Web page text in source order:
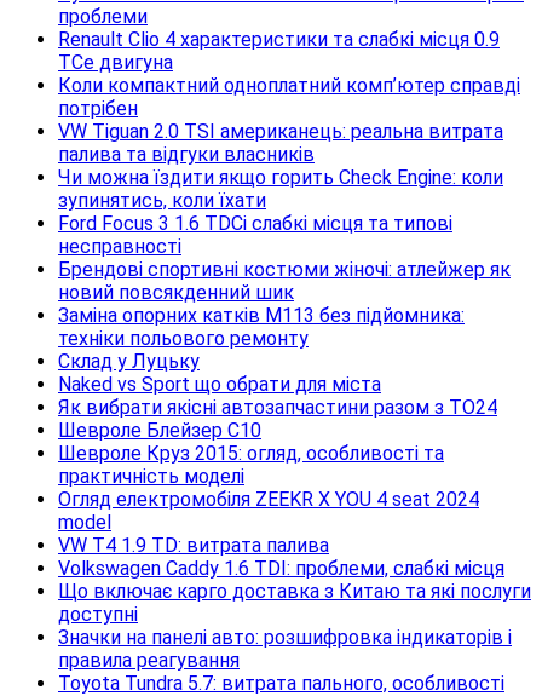
проблеми
Renault Clio 4 характеристики та слабкі місця 0.9
TCe двигуна
Коли компактний одноплатний комп’ютер справді
потрібен
VW Tiguan 2.0 TSI американець: реальна витрата
палива та відгуки власників
Чи можна їздити якщо горить Check Engine: коли
зупинятись, коли їхати
Ford Focus 3 1.6 TDCi слабкі місця та типові
несправності
Брендові спортивні костюми жіночі: атлейжер як
новий повсякденний шик
Заміна опорних катків M113 без підйомника:
техніки польового ремонту
Склад у Луцьку
Naked vs Sport що обрати для міста
Як вибрати якісні автозапчастини разом з TO24
Шевроле Блейзер С10
Шевроле Круз 2015: огляд, особливості та
практичність моделі
Огляд електромобіля ZEEKR X YOU 4 seat 2024
model
VW T4 1.9 TD: витрата палива
Volkswagen Caddy 1.6 TDI: проблеми, слабкі місця
Що включає карго доставка з Китаю та які послуги
доступні
Значки на панелі авто: розшифровка індикаторів і
правила реагування
Toyota Tundra 5.7: витрата пального, особливості